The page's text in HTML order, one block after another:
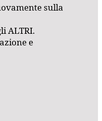
sulla
ALTRI.
e